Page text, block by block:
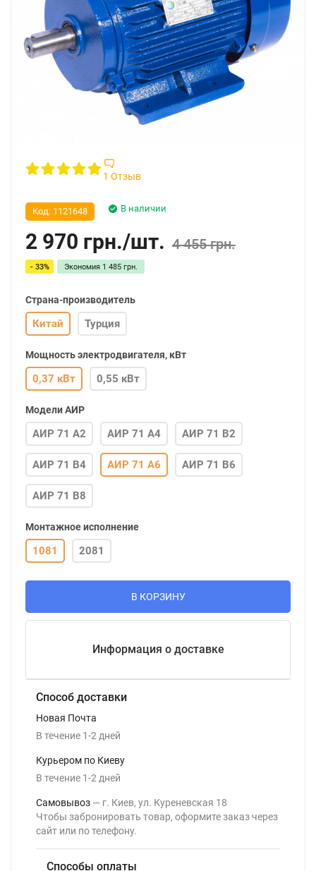
1 Отзыв
В наличии
Код: 1121648
2 970 грн./шт. 4 455 грн.
- 33% Экономия 1 485 грн.
Страна-производитель
Китай Турция
Мощность электродвигателя, кВт
0,37 кВт 0,55 кВт
Модели АИР
АИР 71 А2 АИР 71 А4 АИР 71 В2
АИР 71 В4 АИР 71 А6 АИР 71 В6
АИР 71 В8
Монтажное исполнение
1081 2081
В КОРЗИНУ
Информация о доставке
Способ доставки
Новая Почта
В течение 1-2дней
Курьером по Киеву
В течение 1-2дней
Самовывоз
г. Киев, ул. Куреневская 18
Чтобы забронировать товар, оформите заказ через
сайт или по телефону.
Способы оплаты